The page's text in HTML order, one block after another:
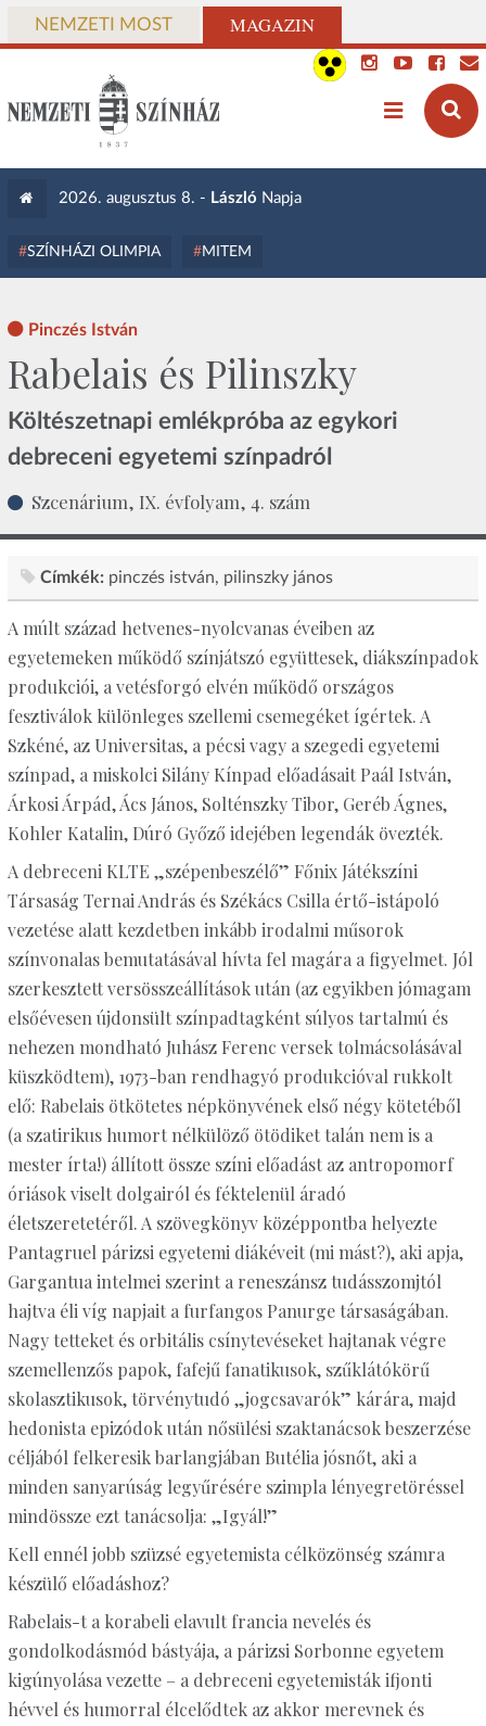
NEMZETI MOST MAGAZIN
2026. augusztus 8. - László Napja
SZÍNHÁZI OLIMPIA MITEM
Pinczés István
Rabelais és Pilinszky
Költészetnapi emlékpróba az egykori
debreceni egyetemi színpadról
Szcenárium, IX. évfolyam, 4. szám
Címkék: pinczés istván pilinszky jános
A múlt század hetvenes-nyolcvanas éveiben az
egyetemeken működő színjátszó együttesek, diákszínpadok
produkciói, a vetésforgó elvén működő országos
fesztiválok különleges szellemi csemegéket ígértek. A
Szkéné, az Universitas, a pécsi vagy a szegedi egyetemi
színpad, a miskolci Silány Kínpad előadásait Paál István,
Árkosi Árpád, Ács János, Solténszky Tibor, Geréb Ágnes,
Kohler Katalin, Dúró Győző idejében legendák övezték.
A debreceni KLTE „szépenbeszélő” Főnix Játékszíni
Társaság Ternai András és Székács Csilla értő-istápoló
vezetése alatt kezdetben inkább irodalmi műsorok
színvonalas bemutatásával hívta fel magára a figyelmet. Jól
szerkesztett versösszeállítások után (az egyikben jómagam
elsőévesen újdonsült színpadtagként súlyos tartalmú és
nehezen mondható Juhász Ferenc versek tolmácsolásával
küszködtem), 1973-ban rendhagyó produkcióval rukkolt
elő: Rabelais ötkötetes népkönyvének első négy kötetéből
(a szatirikus humort nélkülöző ötödiket talán nem is a
mester írta!) állított össze színi előadást az antropomorf
óriások viselt dolgairól és féktelenül áradó
életszeretetéről. A szövegkönyv középpontba helyezte
Pantagruel párizsi egyetemi diákéveit (mi mást?), aki apja,
Gargantua intelmei szerint a reneszánsz tudásszomjtól
hajtva éli víg napjait a furfangos Panurge társaságában.
Nagy tetteket és orbitális csínytevéseket hajtanak végre
szemellenzős papok, fafejű fanatikusok, szűklátókörű
skolasztikusok, törvénytudó „jogcsavarók” kárára, majd
hedonista epizódok után nősülési szaktanácsok beszerzése
céljából felkeresik barlangjában Butélia jósnőt, aki a
minden sanyarúság legyűrésére szimpla lényegretöréssel
mindössze ezt tanácsolja: „Igyál!”
Kell ennél jobb szüzsé egyetemista célközönség számra
készülő előadáshoz?
Rabelais-t a korabeli elavult francia nevelés és
gondolkodásmód bástyája, a párizsi Sorbonne egyetem
kigúnyolása vezette – a debreceni egyetemisták ifjonti
hévvel és humorral élcelődtek az akkor merevnek és